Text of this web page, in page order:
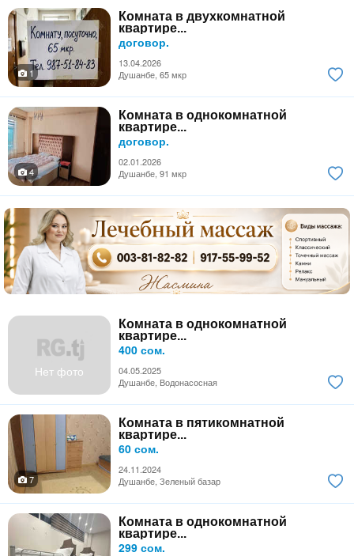
Комната в двухкомнатной
квартире...
договор.
13.04.2026
1
Душанбе, 65 мкр
Комната в однокомнатной
квартире...
договор.
02.01.2026
4
Душанбе, 91 мкр
Нет фото
Комната в однокомнатной
квартире...
400 сом.
04.05.2025
Душанбе, Водонасосная
Комната в пятикомнатной
квартире...
60 сом.
24.11.2024
7
Душанбе, Зеленый базар
Комната в однокомнатной
квартире...
299 сом.